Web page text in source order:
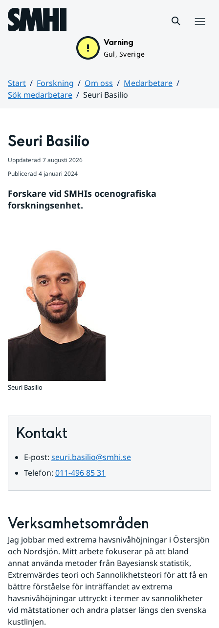
Hoppa till sidans innehåll
Varning
Gul, Sverige
Start Forskning Om oss
Medarbetare
Sök medarbetare
Seuri Basilio
Seuri Basilio
Uppdaterad 7 augusti 2026
Publicerad 4 januari 2024
Forskare vid SMHIs ocenografiska
forskningsenhet.
Seuri Basilio
Kontakt
E-post: seuri.basilio@smhi.se
Telefon: 011-496 85 31
Verksamhetsområden
Jag jobbar med extrema havsnivåhöjningar i Östersjön
och Nordsjön. Mitt arbete fokuserar på att bland
annat använda metoder från Bayesiansk statistik,
Extremvärdes teori och Sannolikhetsteori för att få en
bättre förståelse för inträffandet av extrema
havsnivåhöjningar uttryckt i termer av sannolikheter
vid mätstationer och andra platser längs den svenska
kustlinjen.